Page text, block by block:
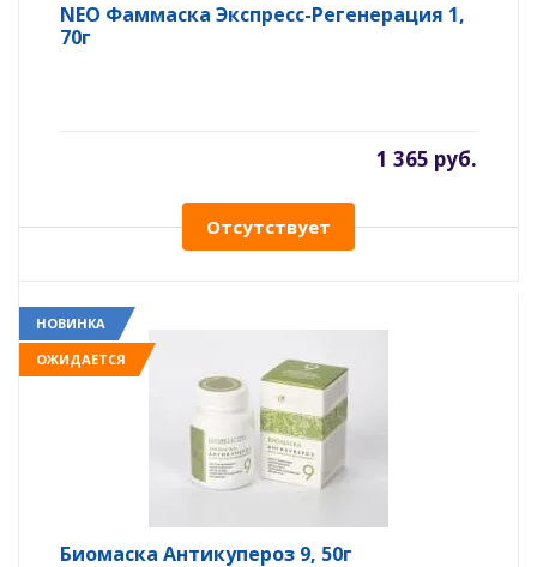
NEO Фаммаска Экспресс-Регенерация 1,
70г
1 365 руб.
Отсутствует
НОВИНКА
ОЖИДАЕТСЯ
Биомаска Антикупероз 9, 50г